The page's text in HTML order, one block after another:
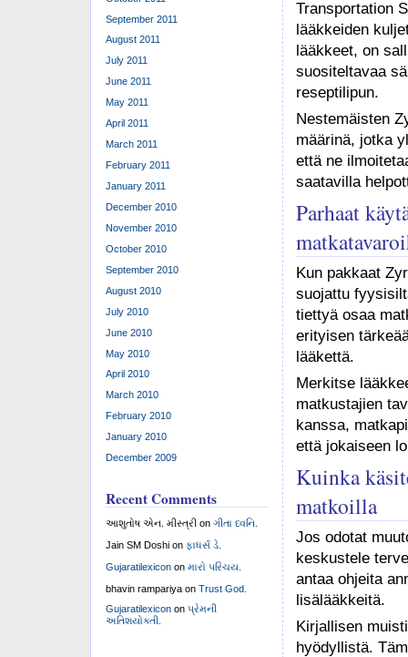
Transportation
lääkkeiden
lääkkeet, on
suositeltavaa
reseptilipun.
Nestemäisten
määrinä, jotka
että ne
saatavilla
Parhaat
Kun pakkaat
suojattu
tiettyä osaa
erityisen
lääkettä.
Merkitse
matkustajien
kanssa,
että jokaiseen
Kuinka
matkoilla
Jos odotat
keskustele
antaa ohjeita
lisälääkkeitä.
Kirjallisen
hyödyllistä.
September 2011
August 2011
July 2011
June 2011
May 2011
April 2011
March 2011
February 2011
January 2011
December 2010
November 2010
October 2010
September 2010
August 2010
July 2010
June 2010
May 2010
April 2010
March 2010
February 2010
January 2010
December 2009
Recent Comments
આશુતોષ એન. મીસ્ત્રી onગીતા ધ્વનિ.
Jain SM Doshi onફાધર્સ ડે.
Gujaratilexicon onમારો પરિચય.
bhavin rampariya onTrust God.
Gujaratilexicon onપ્રેમની
અતિશયોક્તી.